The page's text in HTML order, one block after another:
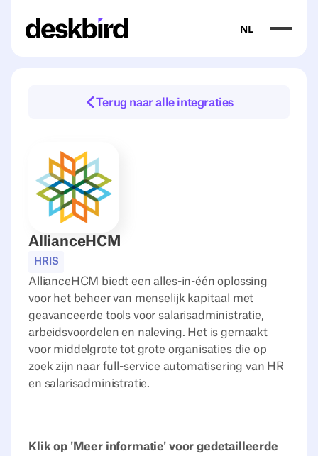
NL
Terug naar alle integraties
AllianceHCM
HRIS
AllianceHCM biedt een alles-in-één oplossing
voor het beheer van menselijk kapitaal met
geavanceerde tools voor salarisadministratie,
arbeidsvoordelen en naleving. Het is gemaakt
voor middelgrote tot grote organisaties die op
zoek zijn naar full-service automatisering van HR
en salarisadministratie.
Klik op 'Meer informatie' voor gedetailleerde